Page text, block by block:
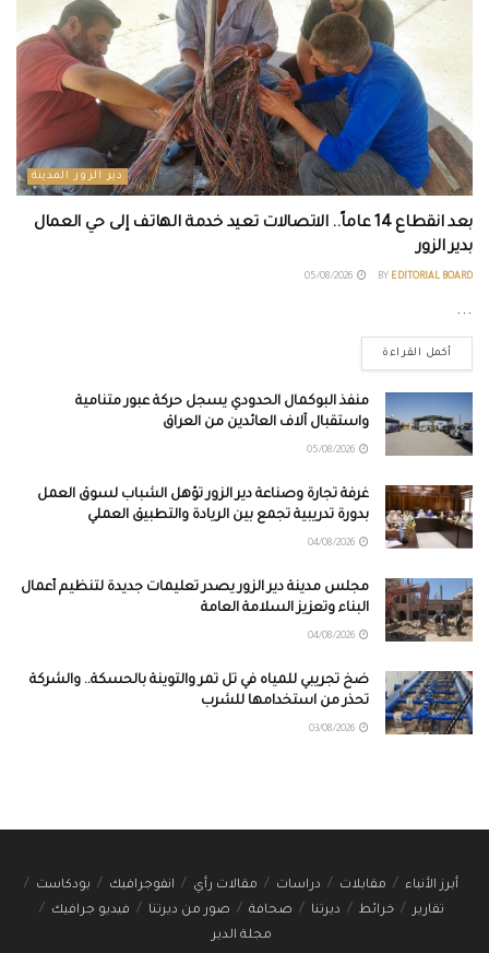
دير الزور المدينة
بعد انقطاع 14 عاماً.. الاتصالات تعيد خدمة الهاتف إلى حي العمال
بدير الزور
BY EDITORIAL BOARD
...
أكمل القراءة
منفذ البوكمال الحدودي يسجل حركة عبور متنامية
واستقبال آلاف العائدين من العراق
غرفة تجارة وصناعة دير الزور تؤهل الشباب لسوق العمل
بدورة تدريبية تجمع بين الريادة والتطبيق العملي
مجلس مدينة دير الزور يصدر تعليمات جديدة لتنظيم أعمال
البناء وتعزيز السلامة العامة
ضخ تجريبي للمياه في تل تمر والتوينة بالحسكة.. والشركة
تحذر من استخدامها للشرب
أبرز الأنباء مقابلات دراسات مقالات رأي انفوجرافيك
بودكاست
تقارير
خرائط ديرتنا صحافة صور من ديرتنا
فيديو جرافيك
مجلة الدير